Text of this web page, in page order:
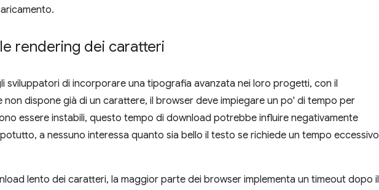
rendering dei caratteri
sviluppatori di incorporare una tipografia avanzata nei loro progetti, con il
dispone già di un carattere, il browser deve impiegare un po' di tempo per
essere instabili, questo tempo di download potrebbe influire negativamente
a nessuno interessa quanto sia bello il testo se richiede un tempo eccessivo
lento dei caratteri, la maggior parte dei browser implementa un timeout dopo il